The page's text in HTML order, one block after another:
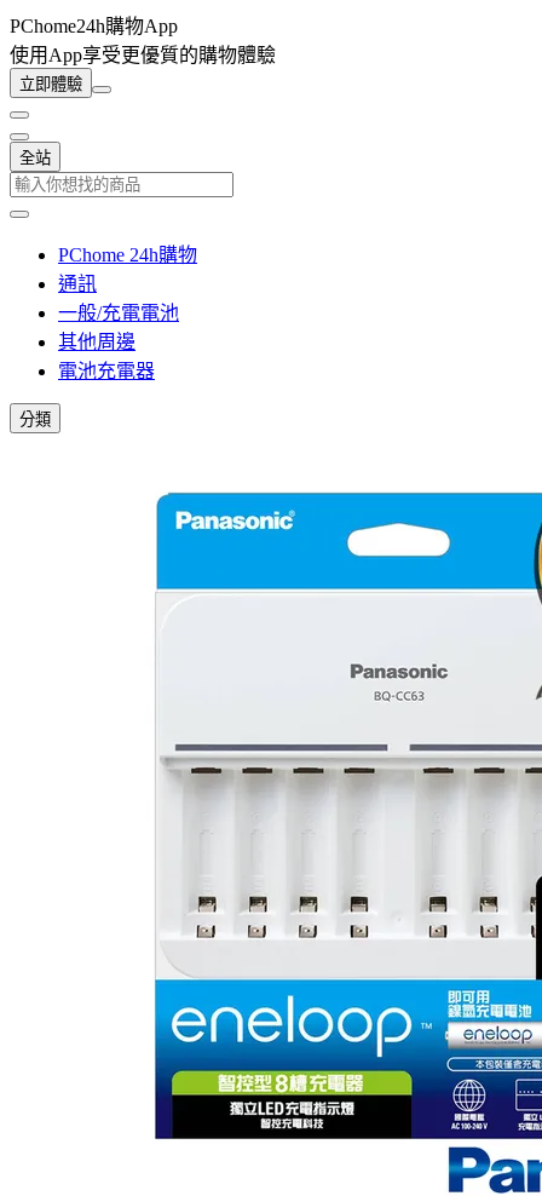
PChome24h購物App
使用App享受更優質的購物體驗
立即體驗
全站
PChome 24h購物
通訊
一般/充電電池
其他周邊
電池充電器
分類